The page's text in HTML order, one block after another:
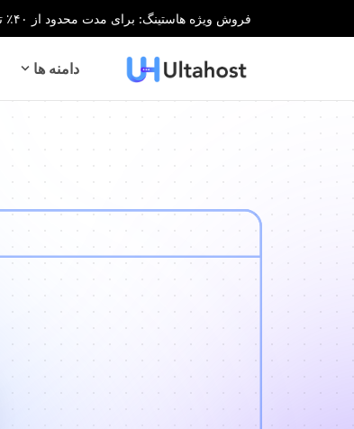
فروش ویژه هاستینگ: برای مدت محدود از ۴۰٪ تخفیف روی تمام خدمات هاستینگ بهره‌مند شوید!
دامنه ها